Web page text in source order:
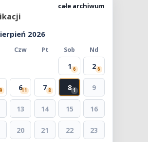
całe archiwum
2026
Czw Pt Sob Nd
1 6 2 6
9 611 7 8 8 1 9
13 14 15 16
20 21 22 23